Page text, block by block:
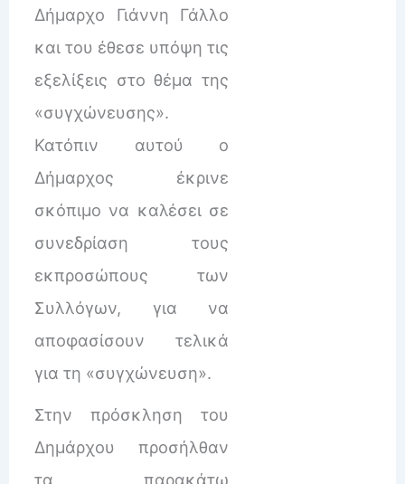
Δήμαρχο Γιάννη Γάλλο
και του έθεσε υπόψη τις
εξελίξεις στο θέμα της
«συγχώνευσης».
Κατόπιν αυτού ο
Δήμαρχος έκρινε
σκόπιμο να καλέσει σε
συνεδρίαση τους
εκπροσώπους των
Συλλόγων, για να
αποφασίσουν τελικά
για τη «συγχώνευση».
Στην πρόσκληση του
Δημάρχου προσήλθαν
τα παρακάτω